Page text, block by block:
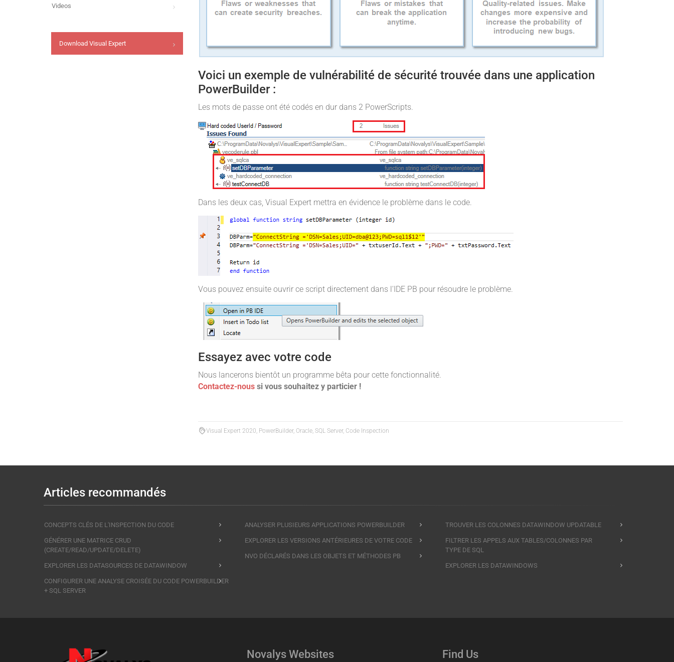
Voici un exemple de vulnérabilité de sécurité trouvée dans une application
PowerBuilder :
Les mots de passe ont été codés en dur dans 2 PowerScripts.
Dans les deux cas, Visual Expert mettra en évidence le problème dans le code.
Vous pouvez ensuite ouvrir ce script directement dans l'IDE PB pour résoudre le problème.
Essayez avec votre code
Nous lancerons bientôt un programme bêta pour cette fonctionnalité.
Contactez-nous si vous souhaitez y particier !
Visual Expert 2020, PowerBuilder, Oracle, SQL Server, Code Inspection
Videos
Download Visual Expert
Articles recommandés
CONCEPTS CLÉS DE L'INSPECTION DU CODE
GÉNÉRER UNE MATRICE CRUD
(CREATE/READ/UPDATE/DELETE)
EXPLORER LES DATASOURCES DE DATAWINDOW
CONFIGURER UNE ANALYSE CROISÉE DU CODE POWERBUILDER
+ SQL SERVER
ANALYSER PLUSIEURS APPLICATIONS POWERBUILDER
EXPLORER LES VERSIONS ANTÉRIEURES DE VOTRE CODE
NVO DÉCLARÉS DANS LES OBJETS ET MÉTHODES PB
TROUVER LES COLONNES DATAWINDOW UPDATABLE
FILTRER LES APPELS AUX TABLES/COLONNES PAR
TYPE DE SQL
EXPLORER LES DATAWINDOWS
Novalys Websites Find Us